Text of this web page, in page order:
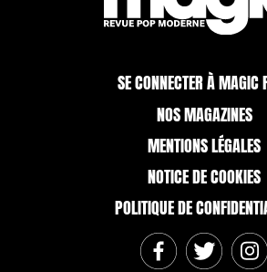
SE CONNECTER À MAGIC
NOS MAGAZINES
MENTIONS LÉGALES
NOTICE DE COOKIES
POLITIQUE DE